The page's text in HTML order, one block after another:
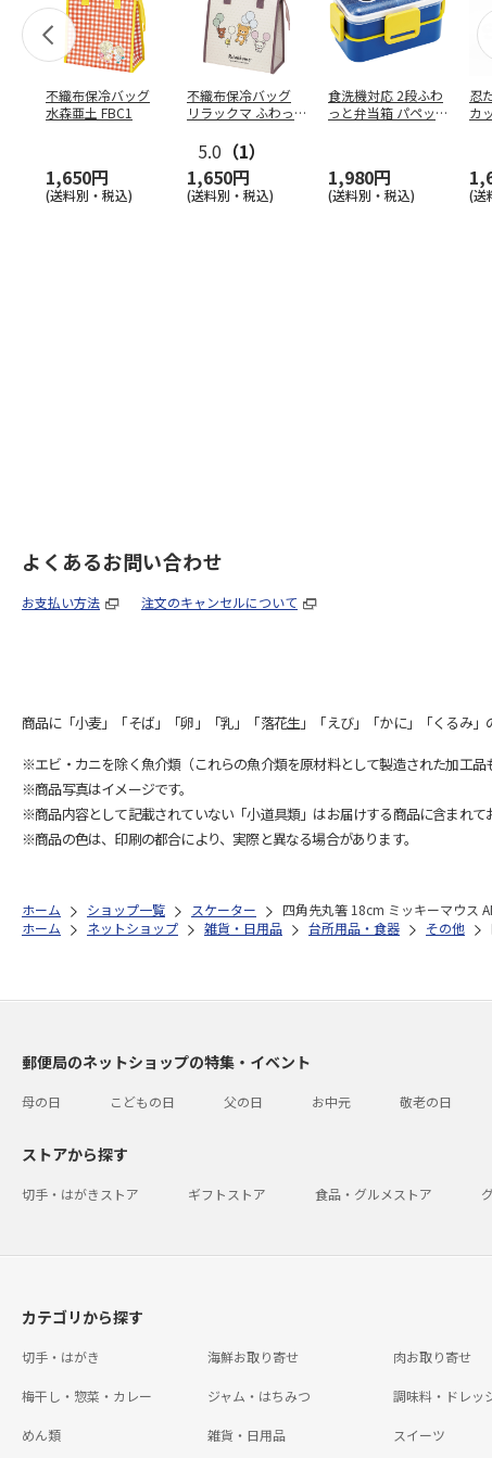
不織布保冷バッグ
水森亜土 FBC1
1,650円
(送料別・税込)
不織布保冷バッグ
リラックマ ふわっ
5.0 （1）
1,650円
(送料別・税込)
食洗機対応 2段ふわ
っと弁当箱 パペッ
1,980円
(送料別・税込)
忍
カ
(送
よくあるお問い合わせ
お支払い方法 注文のキャンセルについて
商品に「小麦」「そば」「卵」「乳」「落花生」「えび」「かに」「くるみ
※エビ・カニを除く魚介類（これらの魚介類を原材料として製造された加工
※商品写真はイメージです。
※商品内容として記載されていない「小道具類」はお届けする商品に含まれて
※商品の色は、印刷の都合により、実際と異なる場合があります。
ホーム ショップ一覧 スケーター
四角先丸箸 18cm ミッキーマウス
ホーム
ネットショップ 雑貨・日用品 台所用品・食器 その他
郵便局のネットショップの特集・イベント
母の日 こどもの日 父の日 お中元 敬老の日
ストアから探す
切手・はがきストア ギフトストア 食品・グルメストア
カテゴリから探す
切手・はがき 海鮮お取り寄せ 肉お取り寄せ
梅干し・惣菜・カレー ジャム・はちみつ 調味料・ドレッ
めん類 雑貨・日用品 スイーツ